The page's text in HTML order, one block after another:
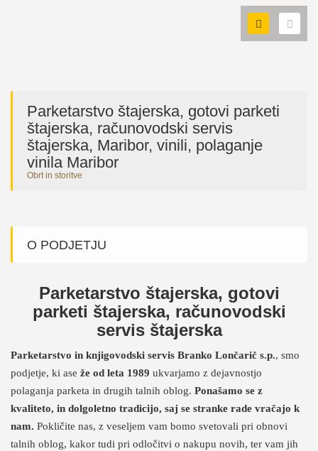
Parketarstvo štajerska, gotovi parketi
štajerska, računovodski servis
štajerska, Maribor, vinili, polaganje
vinila Maribor
Obrt in storitve
O PODJETJU
Parketarstvo štajerska, gotovi
parketi štajerska, računovodski
servis štajerska
Parketarstvo in knjigovodski servis Branko Lončarič s.p., smo
podjetje, ki ase že od leta 1989 ukvarjamo z dejavnostjo
polaganja parketa in drugih talnih oblog. Ponašamo se z
kvaliteto, in dolgoletno tradicijo, saj se stranke rade vračajo k
nam. Pokličite nas, z veseljem vam bomo svetovali pri obnovi
talnih oblog, kakor tudi pri odločitvi o nakupu novih, ter vam jih